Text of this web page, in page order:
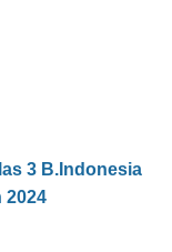
3 B.Indonesia
2024